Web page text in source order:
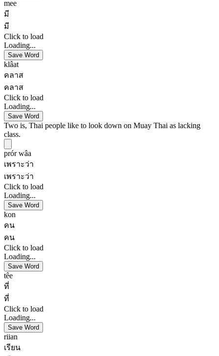
mee
มี
มี
Click to load
Loading...
Save Word
klâat
คลาส
คลาส
Click to load
Loading...
Save Word
Two is, Thai people like to look down on Muay Thai as lacking
class.
prór wâa
เพราะว่า
เพราะว่า
Click to load
Loading...
Save Word
kon
คน
คน
Click to load
Loading...
Save Word
têe
ที่
ที่
Click to load
Loading...
Save Word
riian
เรียน